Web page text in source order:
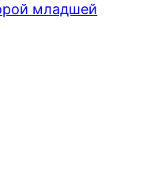
младшей